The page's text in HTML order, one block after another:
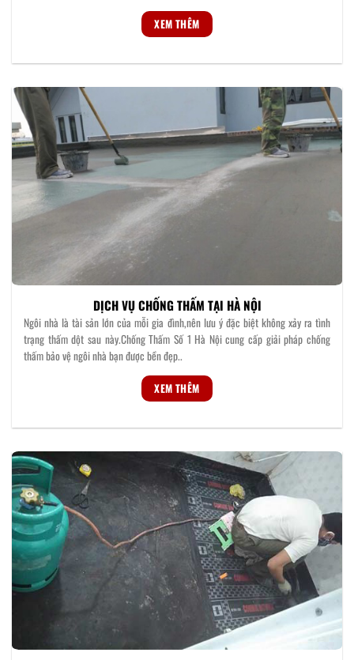
XEM THÊM
DỊCH VỤ CHỐNG THẤM TẠI HÀ NỘI
Ngôi nhà là tài sản lớn của mỗi gia đình,nên lưu ý đặc biệt không xảy ra tình
trạng thấm dột sau này.Chống Thấm Số 1 Hà Nội cung cấp giải pháp chống
thấm bảo vệ ngôi nhà bạn được bền đẹp..
XEM THÊM